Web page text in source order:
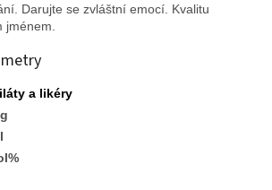
Darujte se zvláštní emocí. Kvalitu
jménem.
a likéry